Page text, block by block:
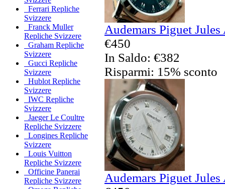
Ferrari Repliche
Svizzere
Franck Muller
Repliche Svizzere
Graham Repliche
Svizzere
Gucci Repliche
Svizzere
Hublot Repliche
Svizzere
IWC Repliche
Svizzere
Jaeger Le Coultre
Repliche Svizzere
Longines Repliche
Svizzere
Louis Vuitton
Repliche Svizzere
Officine Panerai
Repliche Svizzere
Audemars Piguet
€450
In Saldo: €382
Risparmi: 15% sconto
Audemars Piguet